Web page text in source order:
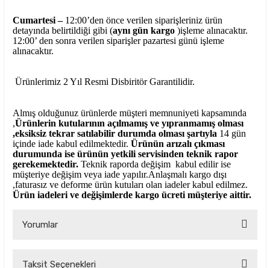
Cumartesi – 12:00’den önce verilen siparişleriniz ürün
detayında belirtildiği gibi (aynı gün kargo )işleme alınacaktır.
12:00’ den sonra verilen siparişler pazartesi günü işleme
alınacaktır.
Ürünlerimiz 2 Yıl Resmi Disbiritör Garantilidir.
Almış olduğunuz ürünlerde müşteri memnuniyeti kapsamında
,Ürünlerin kutularının açılmamış ve yıpranmamış olması
,eksiksiz tekrar satılabilir durumda olması şartıyla 14 gün
içinde iade kabul edilmektedir. Ürünün arızalı çıkması
durumunda ise ürünün yetkili servisinden teknik rapor
gerekemektedir. Teknik raporda değişim kabul edilir ise
müşteriye değişim veya iade yapılır.Anlaşmalı kargo dışı
,faturasız ve deforme ürün kutuları olan iadeler kabul edilmez.
Ürün iadeleri ve değişimlerde kargo ücreti müşteriye aittir.
Yorumlar
Taksit Seçenekleri